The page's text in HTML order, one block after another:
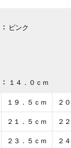
ピンク
１４．０ｃｍ
１９．５ｃｍ ２
２１．５ｃｍ ２
２３．５ｃｍ ２